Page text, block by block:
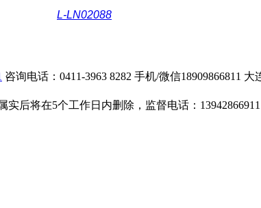
L-LN02088
咨询电话：0411-3963 8282 手机/微信18909866811
后将在5个工作日内删除，监督电话：13942866911